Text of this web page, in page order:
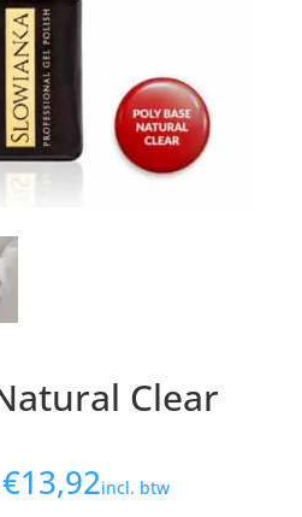
Clear
€13,92incl. btw